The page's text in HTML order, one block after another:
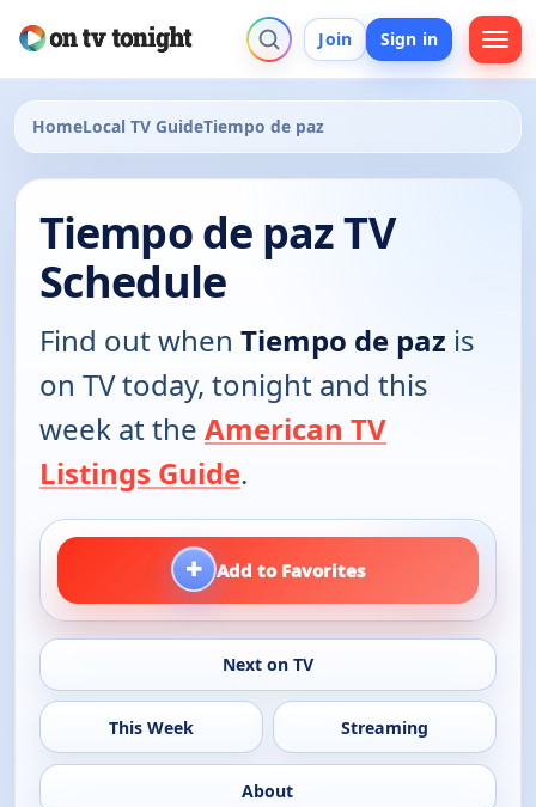
Join Sign in
HomeLocal TV GuideTiempo de paz
Tiempo de paz TV
Schedule
Find out when Tiempo de paz is
on TV today, tonight and this
week at the American TV
Listings Guide.
+ Add to Favorites
Next on TV
This Week Streaming
About